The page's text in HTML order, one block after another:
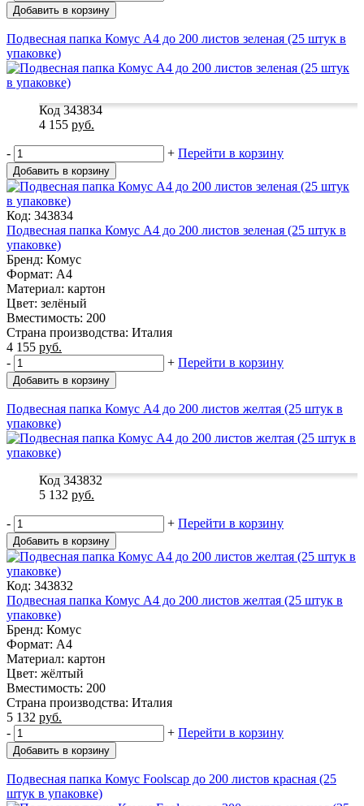
Добавить в корзину
Подвесная папка Комус А4 до 200 листов зеленая (25 штук в
упаковке)
Код 343834
4 155 руб.
- + Перейти в корзину
Добавить в корзину
Код: 343834
Подвесная папка Комус А4 до 200 листов зеленая (25 штук в
упаковке)
Бренд: Комус
Формат: A4
Материал: картон
Цвет: зелёный
Вместимость: 200
Страна производства: Италия
4 155 руб.
-
+ Перейти в корзину
Добавить в корзину
Подвесная папка Комус А4 до 200 листов желтая (25 штук в
упаковке)
Код 343832
5 132 руб.
- + Перейти в корзину
Добавить в корзину
Код: 343832
Подвесная папка Комус А4 до 200 листов желтая (25 штук в
упаковке)
Бренд: Комус
Формат: A4
Материал: картон
Цвет: жёлтый
Вместимость: 200
Страна производства: Италия
5 132 руб.
-
+ Перейти в корзину
Добавить в корзину
Подвесная папка Комус Foolscap до 200 листов красная (25
штук в упаковке)